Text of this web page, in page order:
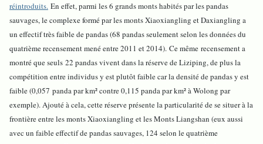
réintroduits. En effet, parmi les 6 grands monts habités par les pandas
sauvages, le complexe formé par les monts Xiaoxiangling et Daxiangling a
un effectif très faible de pandas (68 pandas seulement selon les données du
quatrième recensement mené entre 2011 et 2014). Ce même recensement a
montré que seuls 22 pandas vivent dans la réserve de Liziping, de plus la
compétition entre individus y est plutôt faible car la densité de pandas y est
faible (0,057 panda par km² contre 0,115 panda par km² à Wolong par
exemple). Ajouté à cela, cette réserve présente la particularité de se situer à la
frontière entre les monts Xiaoxiangling et les Monts Liangshan (eux aussi
avec un faible effectif de pandas sauvages, 124 selon le quatrième